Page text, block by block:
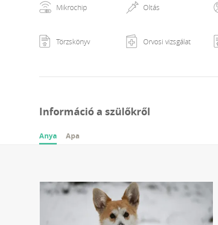
Mikrochip Oltás
Törzskönyv Orvosi vizsgálat
Információ a szülőkről
Anya Apa